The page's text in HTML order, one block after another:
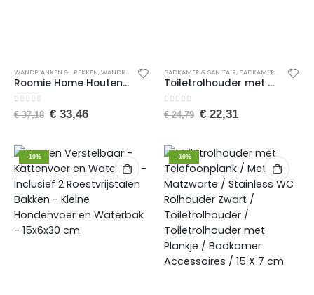
WANDPLANKEN & -REKKEN,WANDREKKEN , WONEN,WOONACCESSOIRES
Roomie Home Houten Wandplank – Wandrek – Keuken Plank – Zwart – Set van 3 – Klein/Medium/Groot
0 van de 5
€37,18 €33,46
BADKAMER & SANITAIR, BADKAMER ACCESSOIRES
Toiletrolhouder met Telefoonplank – WC Rolhouder – Rolhouder voor Papierhanddoeken – Servethouder Badkamer Organizer – Toiletpapierhouder – 2mm RVS Staal – Wit
0 van de 5
€24,79 €22,31
-10% -10%